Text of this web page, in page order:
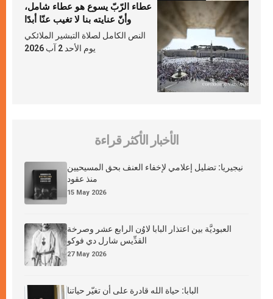
عطاء الرّبّ يسوع هو عطاء شامل،
وأنّ عنايته بنا لا تغيب عنّا أبدًا
النص الكامل لصلاة التبشير الملائكي
يوم الأحد 2 آب 2026
الأخبار الأكثر قراءة
نيجيريا: تضليل إعلامي لإخفاء العنف بحق المسيحيين
منذ عقود
15 May 2026
العبوديَّة بين اعتذار البابا لاوُن الرابع عشر وصرخة
القدِّيس شارل دي فوكو
27 May 2026
البابا: حياة الله قادرة على أن تغيّر حياتنا